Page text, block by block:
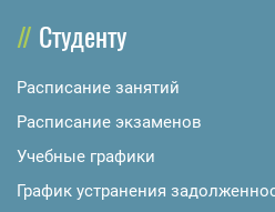
Студенту
Расписание занятий
Расписание экзаменов
Учебные графики
График устранения